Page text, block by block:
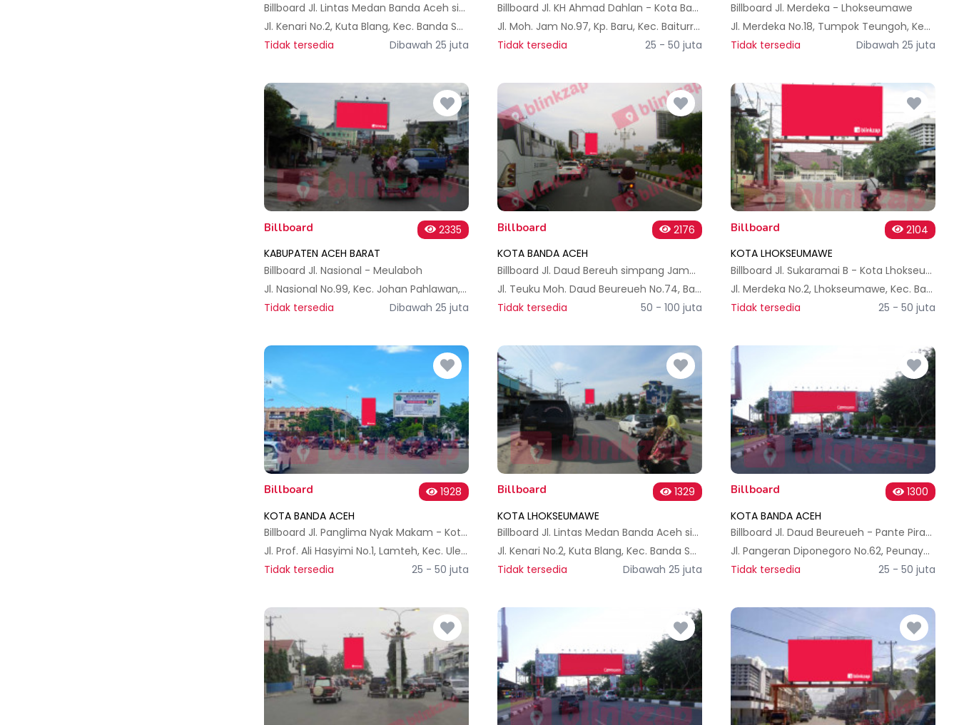
Billboard Jl. Lintas Medan Banda Aceh simpang Cunda - Kota Lhokseumawe B
Jl. Kenari No.2, Kuta Blang, Kec. Banda Sakti, Kota Lhokseumawe, Aceh, Indonesia
Tidak tersedia
Dibawah 25 juta
Billboard Jl. KH Ahmad Dahlan - Kota Banda Aceh
Jl. Moh. Jam No.97, Kp. Baru, Kec. Baiturrahman, Kota Banda Aceh, Aceh 23242, Indonesia
Tidak tersedia
25 - 50 juta
Billboard Jl. Merdeka - Lhokseumawe
Jl. Merdeka No.18, Tumpok Teungoh, Kec. Banda Sakti, Kota Lhokseumawe, Aceh 24351, Indonesia
Tidak tersedia
Dibawah 25 juta
Billboard
2335
KABUPATEN ACEH BARAT
Billboard Jl. Nasional - Meulaboh
Jl. Nasional No.99, Kec. Johan Pahlawan, Kabupaten Aceh Barat, Aceh 23681, Indonesia
Tidak tersedia
Dibawah 25 juta
Billboard
2176
KOTA BANDA ACEH
Billboard Jl. Daud Bereuh simpang Jambo Tape - Kota Banda Aceh
Jl. Teuku Moh. Daud Beureueh No.74, Bandar Baru, Kec. Kuta Alam, Kota Banda Aceh, Aceh 24415, Indonesia
Tidak tersedia
50 - 100 juta
Billboard
2104
KOTA LHOKSEUMAWE
Billboard Jl. Sukaramai B - Kota Lhokseumawe
Jl. Merdeka No.2, Lhokseumawe, Kec. Banda Sakti, Kota Lhokseumawe, Aceh 24300, Indonesia
Tidak tersedia
25 - 50 juta
Billboard
1928
KOTA BANDA ACEH
Billboard Jl. Panglima Nyak Makam - Kota Banda Aceh
Jl. Prof. Ali Hasyimi No.1, Lamteh, Kec. Ulee Kareng, Kota Banda Aceh, Aceh 23127, Indonesia
Tidak tersedia
25 - 50 juta
Billboard
1329
KOTA LHOKSEUMAWE
Billboard Jl. Lintas Medan Banda Aceh simpang Cunda - Kota Lhokseumawe A
Jl. Kenari No.2, Kuta Blang, Kec. Banda Sakti, Kota Lhokseumawe, Aceh, Indonesia
Tidak tersedia
Dibawah 25 juta
Billboard
1300
KOTA BANDA ACEH
Billboard Jl. Daud Beureueh - Pante Pirak B, Kota Banda Aceh
Jl. Pangeran Diponegoro No.62, Peunayong, Kec. Kuta Alam, Kota Banda Aceh, Aceh 23127, Indonesia
Tidak tersedia
25 - 50 juta